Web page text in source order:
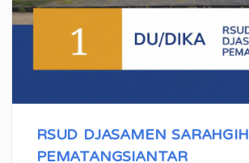
RSUD DJASAMEN SARAHGIH
PEMATANGSIANTAR